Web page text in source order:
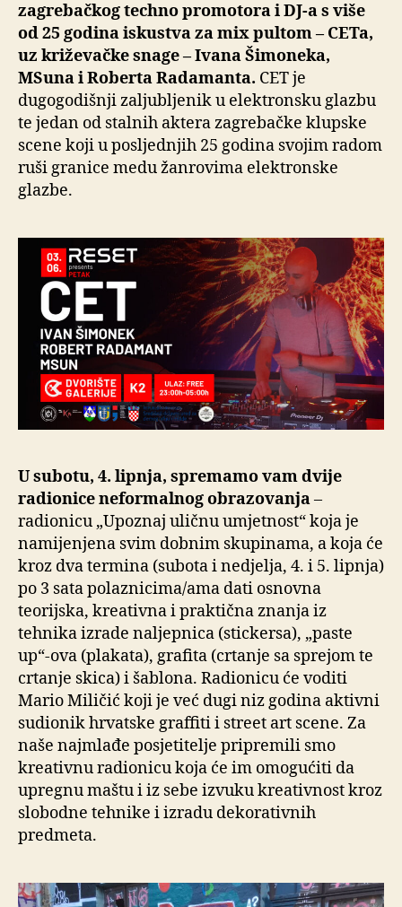
zagrebačkog techno promotora i DJ-a s više
od 25 godina iskustva za mix pultom– CETa,
uz križevačke snage – Ivana Šimoneka,
MSuna i Roberta Radamanta. CET je
dugogodišnji zaljubljenik u elektronsku glazbu
te jedan od stalnih aktera zagrebačke klupske
scene koji u posljednjih 25 godina svojim radom
ruši granice medu žanrovima elektronske
glazbe.
U subotu, 4. lipnja, spremamo vam dvije
radionice neformalnog obrazovanja–
radionicu „Upoznaj uličnu umjetnost“ koja je
namijenjena svim dobnim skupinama, a koja će
kroz dva termina (subota i nedjelja, 4. i 5. lipnja)
po 3 sata polaznicima/ama dati osnovna
teorijska, kreativna i praktična znanja iz
tehnika izrade naljepnica (stickersa), „paste
up“-ova (plakata), grafita (crtanje sa sprejom te
crtanje skica) i šablona. Radionicu će voditi
Mario Miličić koji je već dugi niz godina aktivni
sudionik hrvatske graffiti i street art scene. Za
naše najmlađe posjetitelje pripremili smo
kreativnu radionicu koja će im omogućiti da
upregnu maštu i iz sebe izvuku kreativnost kroz
slobodne tehnike i izradu dekorativnih
predmeta.